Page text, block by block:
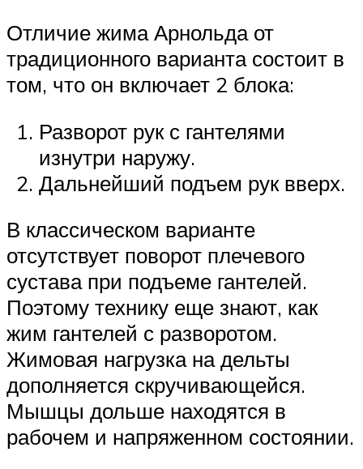
Отличие жима Арнольда от
традиционного варианта состоит в
том, что он включает 2 блока:
Разворот рук с гантелями
изнутри наружу.
Дальнейший подъем рук вверх.
В классическом варианте
отсутствует поворот плечевого
сустава при подъеме гантелей.
Поэтому технику еще знают, как
жим гантелей с разворотом.
Жимовая нагрузка на дельты
дополняется скручивающейся.
Мышцы дольше находятся в
рабочем и напряженном состоянии.